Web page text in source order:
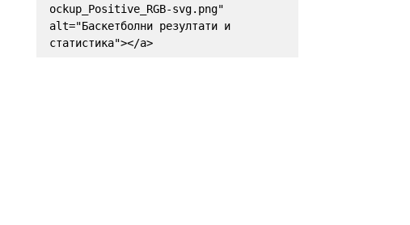
ockup_Positive_RGB-svg.png"
alt="Баскетболни резултати и
статистика"></a>